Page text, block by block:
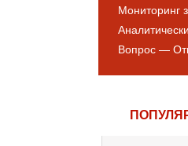
Мониторинг
Вопрос —